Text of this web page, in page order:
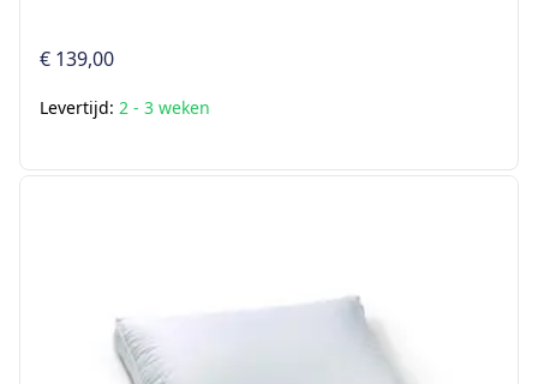
€ 139,00
Levertijd: 2 - 3 weken